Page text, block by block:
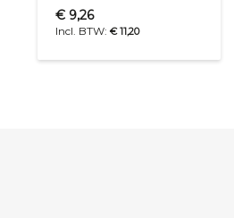
€ 11,20
€ 9,26